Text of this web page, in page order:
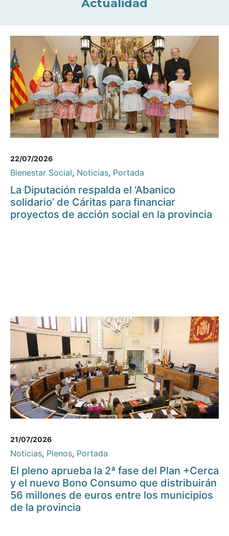
Actualidad
22/07/2026
Bienestar Social, Noticias, Portada
La Diputación respalda el ‘Abanico
solidario’ de Cáritas para financiar
proyectos de acción social en la provincia
21/07/2026
Noticias, Plenos, Portada
El pleno aprueba la 2ª fase del Plan +Cerca
y el nuevo Bono Consumo que distribuirán
56 millones de euros entre los municipios
de la provincia